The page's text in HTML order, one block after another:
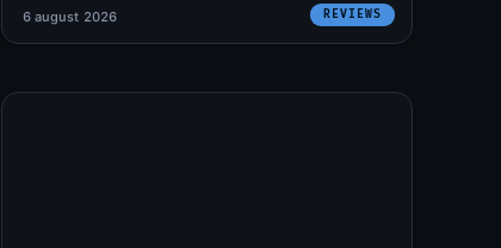
REVIEWS
6 august 2026